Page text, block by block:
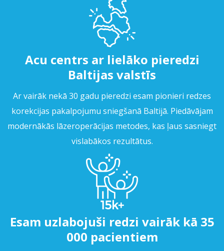
Acu centrs ar lielāko pieredzi
Baltijas valstīs
Ar vairāk nekā 30 gadu pieredzi esam pionieri redzes
korekcijas pakalpojumu sniegšanā Baltijā. Piedāvājam
modernākās lāzeroperācijas metodes, kas ļaus sasniegt
vislabākos rezultātus.
Esam uzlabojuši redzi vairāk kā 35
000 pacientiem